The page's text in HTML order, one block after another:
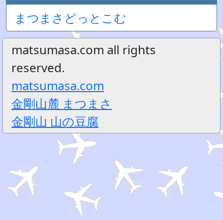
まつまさどっとこむ
matsumasa.com all rights
reserved.
matsumasa.com
金剛山麓 まつまさ
金剛山 山の豆腐